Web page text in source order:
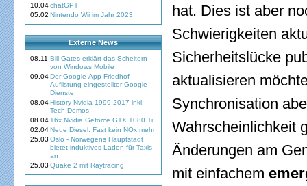
10.04chatGPT
05.02 Nintendo Wii im Jahr 2023
Externe News
08.11 Bill Gates erklärt das Scheitern
von Windows Mobile
09.04Der Google-App Friedhof -
Auflistung eingestellter Google-
Dienste
08.04History Nvidia 1999-2017 inkl.
Tech-Demos
08.04 16x Nvidia Geforce GTX 1080 Ti
02.04Neue Diesel: Fast kein NOx mehr
25.03 Oslo - Norwegens Hauptstadt
bietet induktives Laden für Taxis
an
25.03 Quake 2 mit Raytracing
hat. Dies ist aber
Schwierigkeiten
Sicherheitslücke
aktualisieren
Synchronisation
Wahrscheinlichkeit
Änderungen am
mit einfachem